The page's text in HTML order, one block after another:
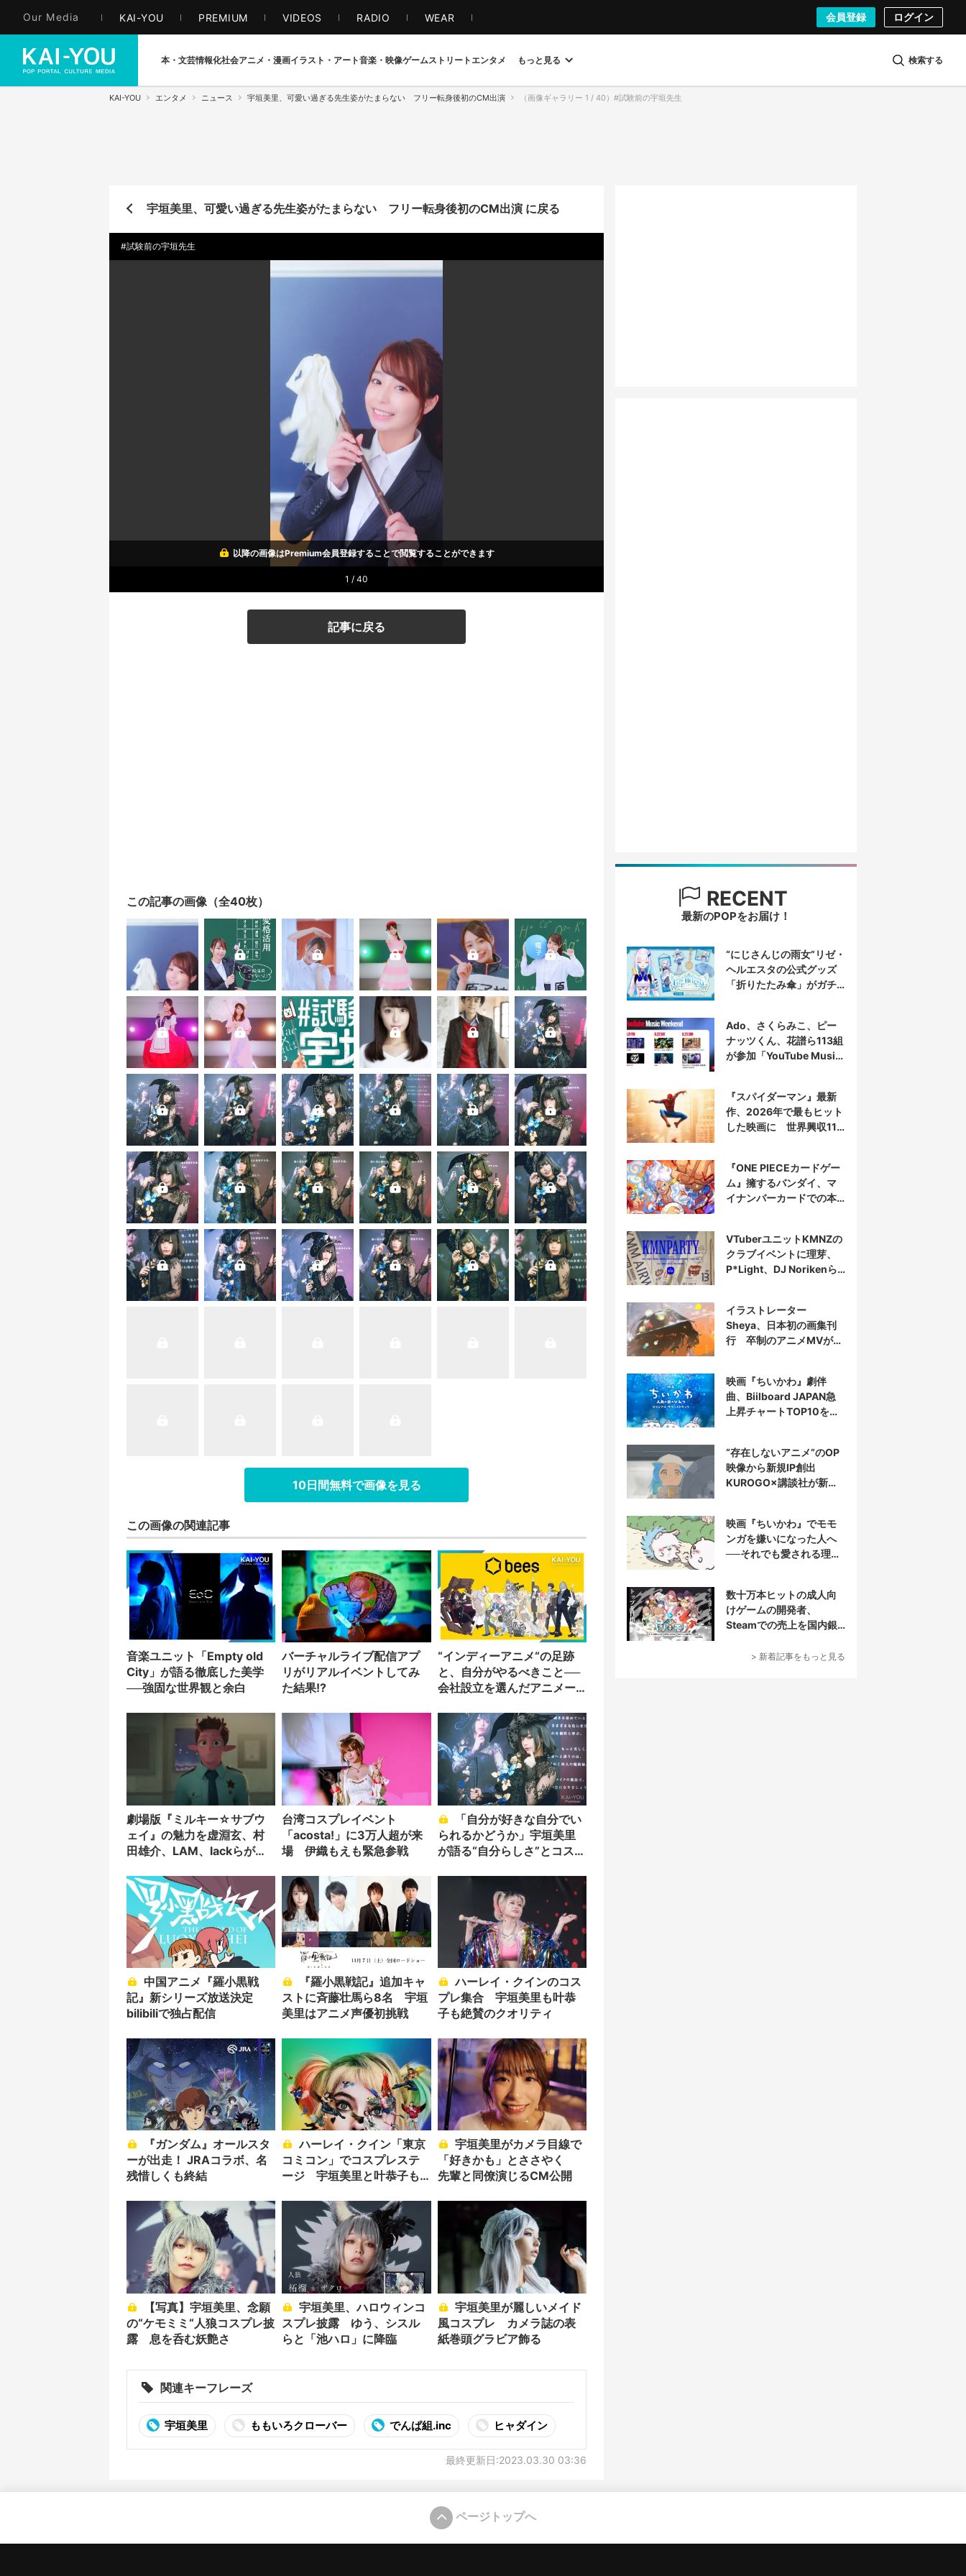
Our Media KAI-YOU PREMIUM VIDEOS RADIO WEAR 会員登録 ログイン
本・文芸情報化社会アニメ・漫画イラスト・アート音楽・映像ゲームストリート エンタメ もっと見る 検索する
KAI-YOU エンタメ ニュース 宇垣美里、可愛い過ぎる先生姿がたまらない フリー転身後初のCM出演 （画像ギャラリー 1 / 40）#試験前の宇垣先生
宇垣美里、可愛い過ぎる先生姿がたまらない フリー転身後初のCM出演 に戻る
#試験前の宇垣先生
以降の画像はPremium会員登録することで閲覧することができます
1 / 40
記事に戻る
この記事の画像（全40枚）
10日間無料で画像を見る
この画像の関連記事
音楽ユニット「Empty old
City」が語る徹底した美学
──強固な世界観と余白
バーチャルライブ配信アプ
リがリアルイベントしてみ
た結果!?
“インディーアニメ“の足跡
と、自分がやるべきこと──
会社設立を選んだアニメー
劇場版『ミルキー☆サブウ
ェイ』の魅力を虚淵玄、村
田雄介、LAM、lackらが熱
台湾コスプレイベント
「acosta!」に3万人超が来
場 伊織もえも緊急参戦
られるかどうか」宇垣美里
が語る“自分らしさ”とコスプ
記』新シリーズ放送決定
bilibiliで独占配信
ストに斉藤壮馬ら8名 宇垣
美里はアニメ声優初挑戦
ハーレイ・クインのコス
プレ集合 宇垣美里も叶恭
子も絶賛のクオリティ
ーが出走！ JRAコラボ、名
残惜しくも終結
ハーレイ・クイン「東京
コミコン」でコスプレステ
ージ 宇垣美里と叶恭子も
「好きかも」とささやく
先輩と同僚演じるCM公開
の“ケモミミ“人狼コスプレ披
露 息を呑む妖艶さ
宇垣美里、ハロウィンコ
スプレ披露 ゆう、シスル
らと「池ハロ」に降臨
風コスプレ カメラ誌の表
紙巻頭グラビア飾る
関連キーフレーズ
宇垣美里 ももいろクローバー でんぱ組.inc ヒャダイン
最終更新日:2023.03.30 03:36
RECENT
最新のPOPをお届け！
“にじさんじの雨女”リゼ・
ヘルエスタの公式グッズ
「折りたたみ傘」がガチ
Ado、さくらみこ、ピー
ナッツくん、花譜ら113組
が参加「YouTube Music
『スパイダーマン』最新
作、2026年で最もヒット
した映画に 世界興収11
『ONE PIECEカードゲー
ム』擁するバンダイ、マ
イナンバーカードでの本
VTuberユニットKMNZの
クラブイベントに理芽、
P*Light、DJ Norikenら
イラストレーター
Sheya、日本初の画集刊
行 卒制のアニメMVが話
映画『ちいかわ』劇伴
曲、Biilboard JAPAN急
上昇チャートTOP10を半
“存在しないアニメ”のOP
映像から新規IP創出
KUROGO×講談社が新プ
映画『ちいかわ』でモモ
ンガを嫌いになった人へ
──それでも愛される理由
数十万本ヒットの成人向
けゲームの開発者、
Steamでの売上を国内銀
> 新着記事をもっと見る
ページトップへ